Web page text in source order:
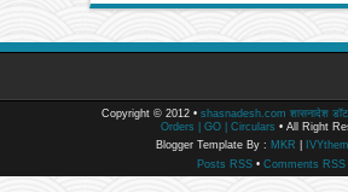
Copyright © 2012 • shasnadesh.com शासनादेश
Orders | GO | Circulars • All Right
Blogger Template By : MKR
Posts RSS• Comments RSS